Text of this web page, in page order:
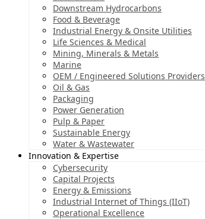
Downstream Hydrocarbons
Food & Beverage
Industrial Energy & Onsite Utilities
Life Sciences & Medical
Mining, Minerals & Metals
Marine
OEM / Engineered Solutions Providers
Oil & Gas
Packaging
Power Generation
Pulp & Paper
Sustainable Energy
Water & Wastewater
Innovation & Expertise
Cybersecurity
Capital Projects
Energy & Emissions
Industrial Internet of Things (IIoT)
Operational Excellence